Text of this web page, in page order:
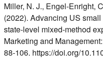
Miller, N. J., Engel-Enright,
(2022). Advancing US
state-level mixed-method
Marketing and
88-106. https://doi.org/